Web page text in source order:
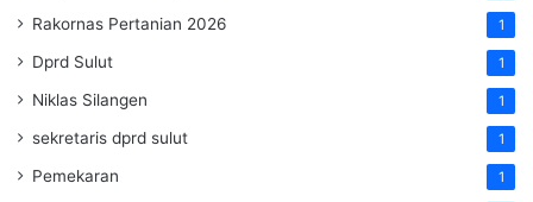
Rakornas Pertanian 2026 1
Dprd Sulut 1
Niklas Silangen 1
sekretaris dprd sulut 1
Pemekaran 1